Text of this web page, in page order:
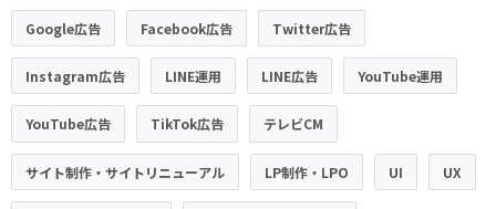
Google広告 Facebook広告 Twitter広告
Instagram広告 LINE運用 LINE広告 YouTube運用
YouTube広告 TikTok広告 テレビCM
サイト制作・サイトリニューアル LP制作・LPO UI UX